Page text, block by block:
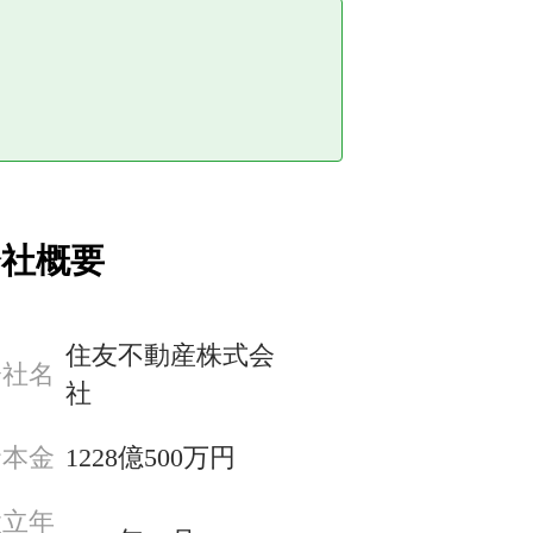
概要
名
住友不動産株式会
社
金 1228億500万円
年